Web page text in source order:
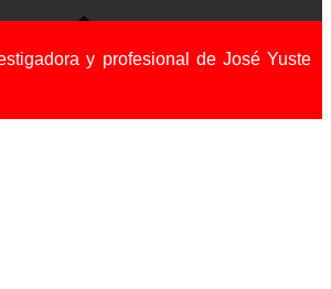
y profesional de José Yuste